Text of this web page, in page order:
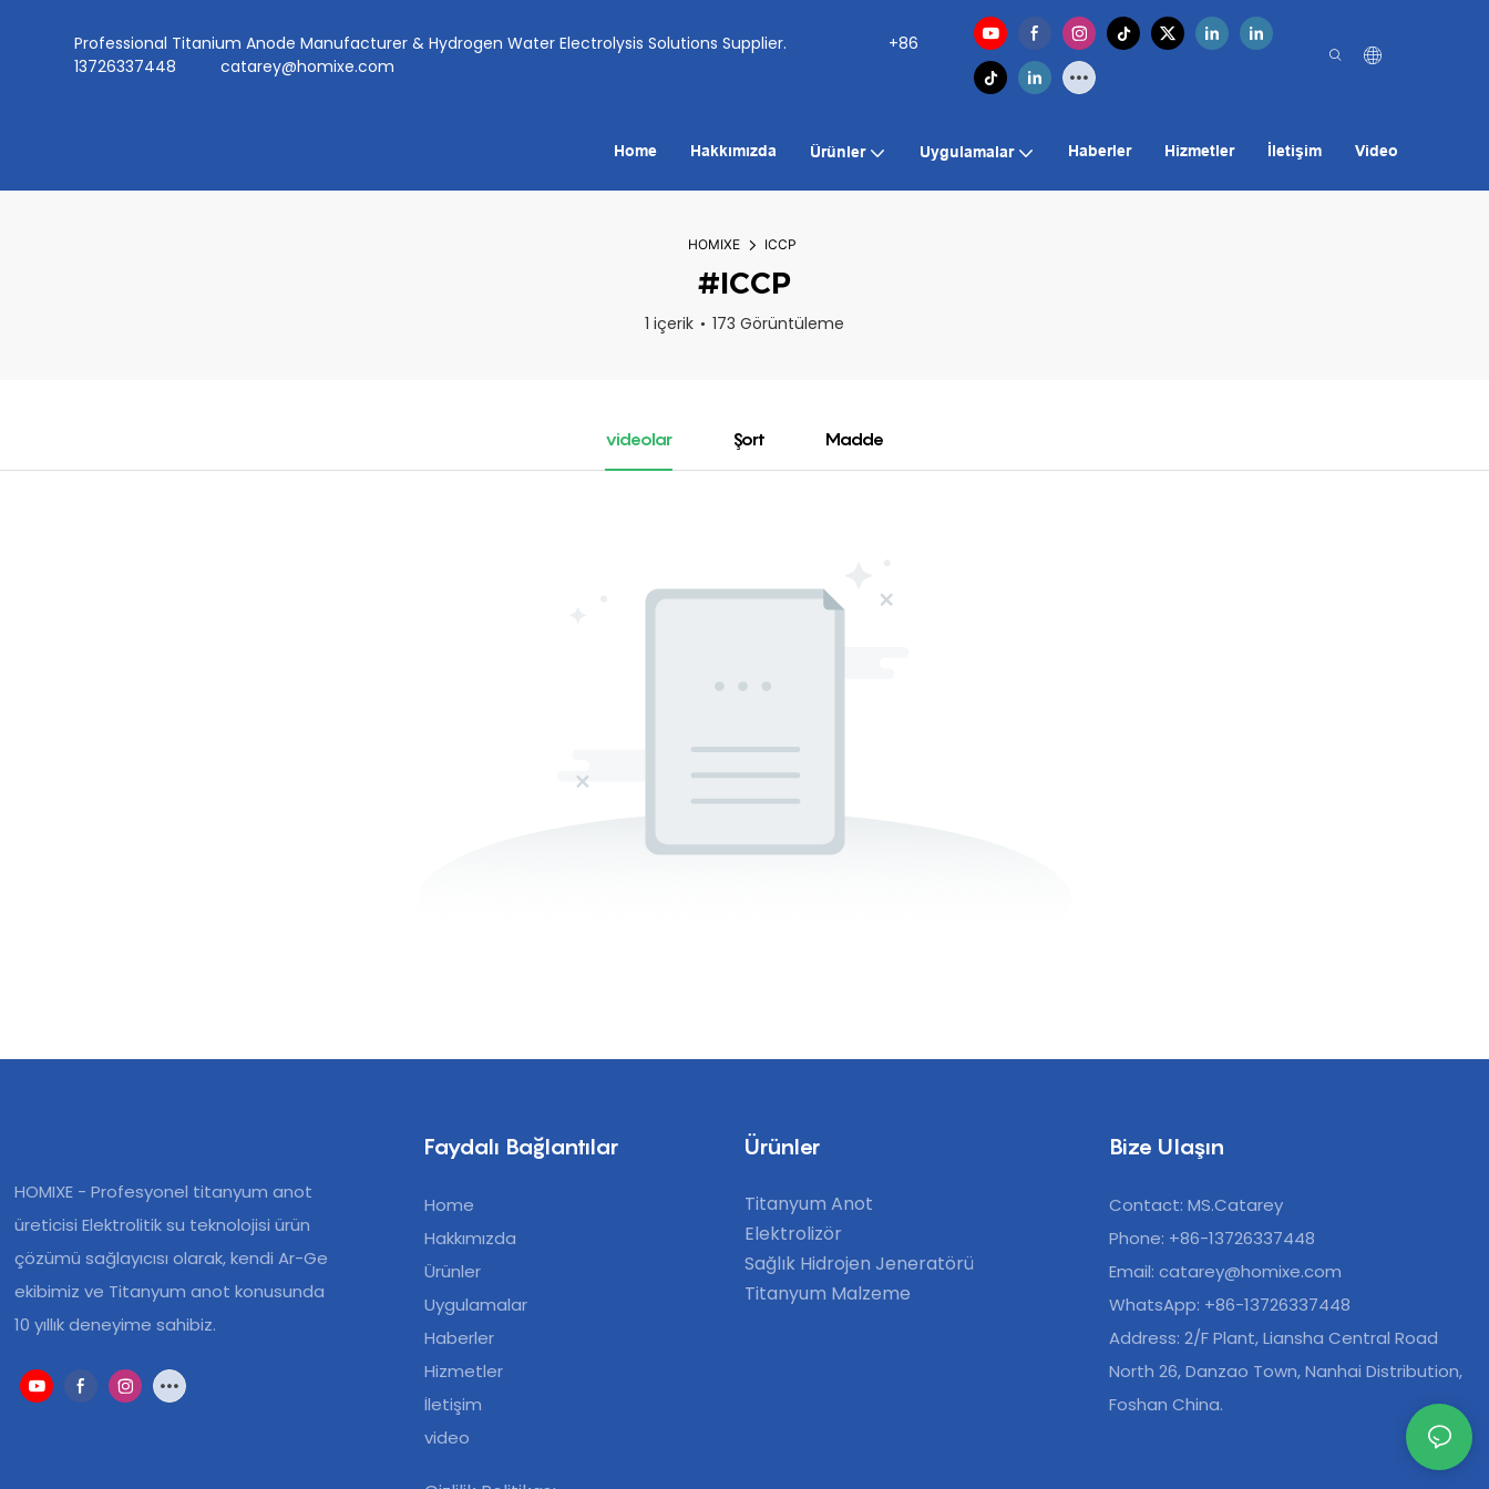
Professional Titanium Anode Manufacturer & Hydrogen Water Electrolysis Solutions Supplier.
+86
13726337448
catarey@homixe.com
Home Hakkımızda Ürünler Uygulamalar Haberler Hizmetler İletişim Video
HOMIXE ICCP
#ICCP
1 içerik 173 Görüntüleme
videolar Şort Madde
HOMIXE - Profesyonel titanyum anot
üreticisi Elektrolitik su teknolojisi ürün
çözümü sağlayıcısı olarak, kendi Ar-Ge
ekibimiz ve Titanyum anot konusunda
10 yıllık deneyime sahibiz.
Faydalı Bağlantılar
Home
Hakkımızda
Ürünler
Uygulamalar
Haberler
Hizmetler
İletişim
video
Ürünler
Titanyum Anot
Elektrolizör
Sağlık Hidrojen Jeneratörü
Titanyum Malzeme
Bize Ulaşın
Contact: MS.Catarey
Phone: +86-13726337448
Email:catarey@homixe.com
WhatsApp: +86-13726337448
Address: 2/F Plant, Liansha Central Road
North 26, Danzao Town, Nanhai Distribution,
Foshan China.